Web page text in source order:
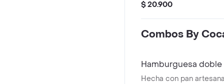
apanado, una cama de
casa, acompañado de
$ 20.900
Combos By
Hamburguesa doble
Hecha con pan